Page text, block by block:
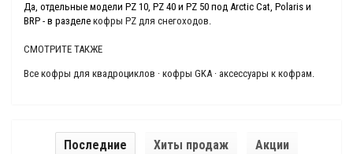
Да, отдельные модели PZ 10, PZ 40 и PZ 50 под Arctic Cat, Polaris и
BRP - в разделе кофры PZ для снегоходов.
СМОТРИТЕ ТАКЖЕ
Все кофры для квадроциклов · кофры GKA · аксессуары к кофрам.
Последние Хиты продаж Акции